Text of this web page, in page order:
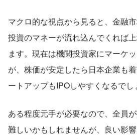
マクロ的な視点から見ると、金融
投資のマネーが流れ込んでくれば
ます。現在は機関投資家にマーケ
が、株価が安定したら日本企業も
ートアップもIPOしやすくなるでし
ある程度元手が必要なので、全員
難しいかもしれませんが、良い影